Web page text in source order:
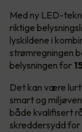
Med ny LED-
riktige
lyskildene i
strømregningen
belysningen for
Det kan være
smart og
både kvalifisert
skreddersydd for